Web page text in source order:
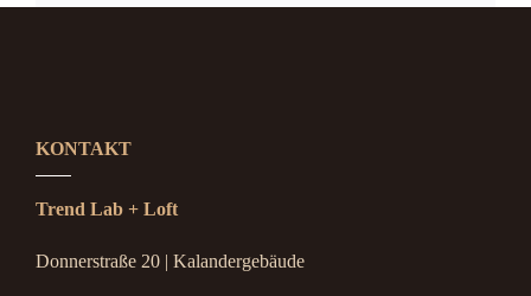
KONTAKT
Trend Lab + Loft
Donnerstraße 20 | Kalandergebäude